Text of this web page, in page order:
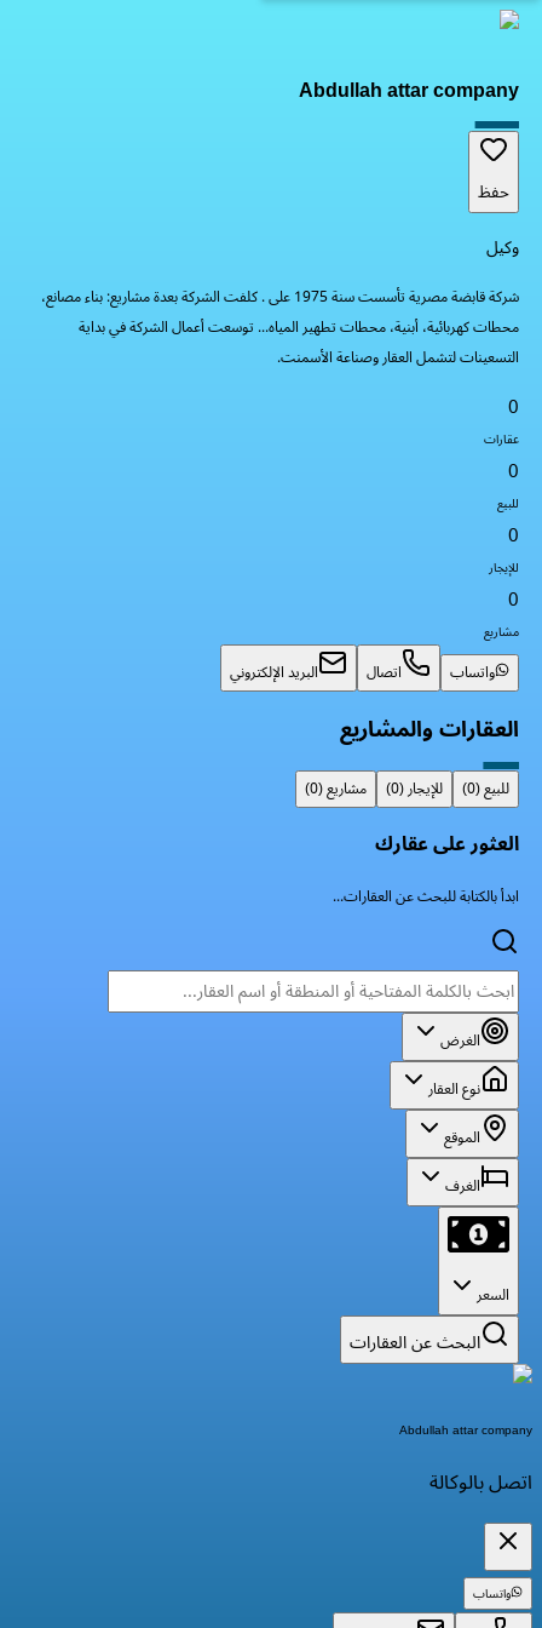
Abdullah attar company
حفظ
وكيل
شركة قابضة مصرية تأسست سنة 1975 على . كلفت الشركة بعدة مشاريع: بناء مصانع،
محطات كهربائية، أبنية، محطات تطهير المياه... توسعت أعمال الشركة في بداية
التسعينات لتشمل العقار وصناعة الأسمنت.
0
عقارات
0
للبيع
0
للإيجار
0
مشاريع
واتساب اتصال البريد الإلكتروني
العقارات والمشاريع
للبيع(
0
) للإيجار(
0
) مشاريع(
0
)
العثور على عقارك
ابدأ بالكتابة للبحث عن العقارات...
الغرض
نوع العقار
الموقع
الغرف
السعر
البحث عن العقارات
Abdullah attar company
اتصل بالوكالة
واتساب